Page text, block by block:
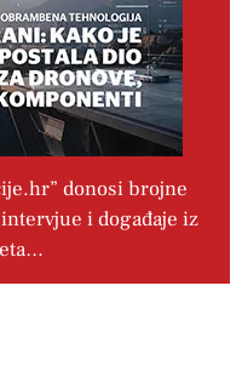
donosi brojne
i događaje iz